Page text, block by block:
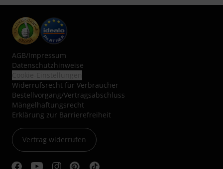
AGB/Impressum
Datenschutzhinweise
Widerrufsrecht für Verbraucher
Bestellvorgang/Vertragsabschluss
Mängelhaftungsrecht
Erklärung zur Barrierefreiheit
Vertrag widerrufen